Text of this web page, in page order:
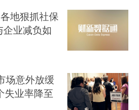
地狠抓社保
业减负如
场意外放缓
失业率降至